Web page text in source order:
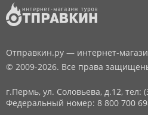
Отправкин.ру — интернет-
© 2009-2026. Все права
г.Пермь, ул. Соловьева, д.12, тел:
Федеральный номер: 8 800 700